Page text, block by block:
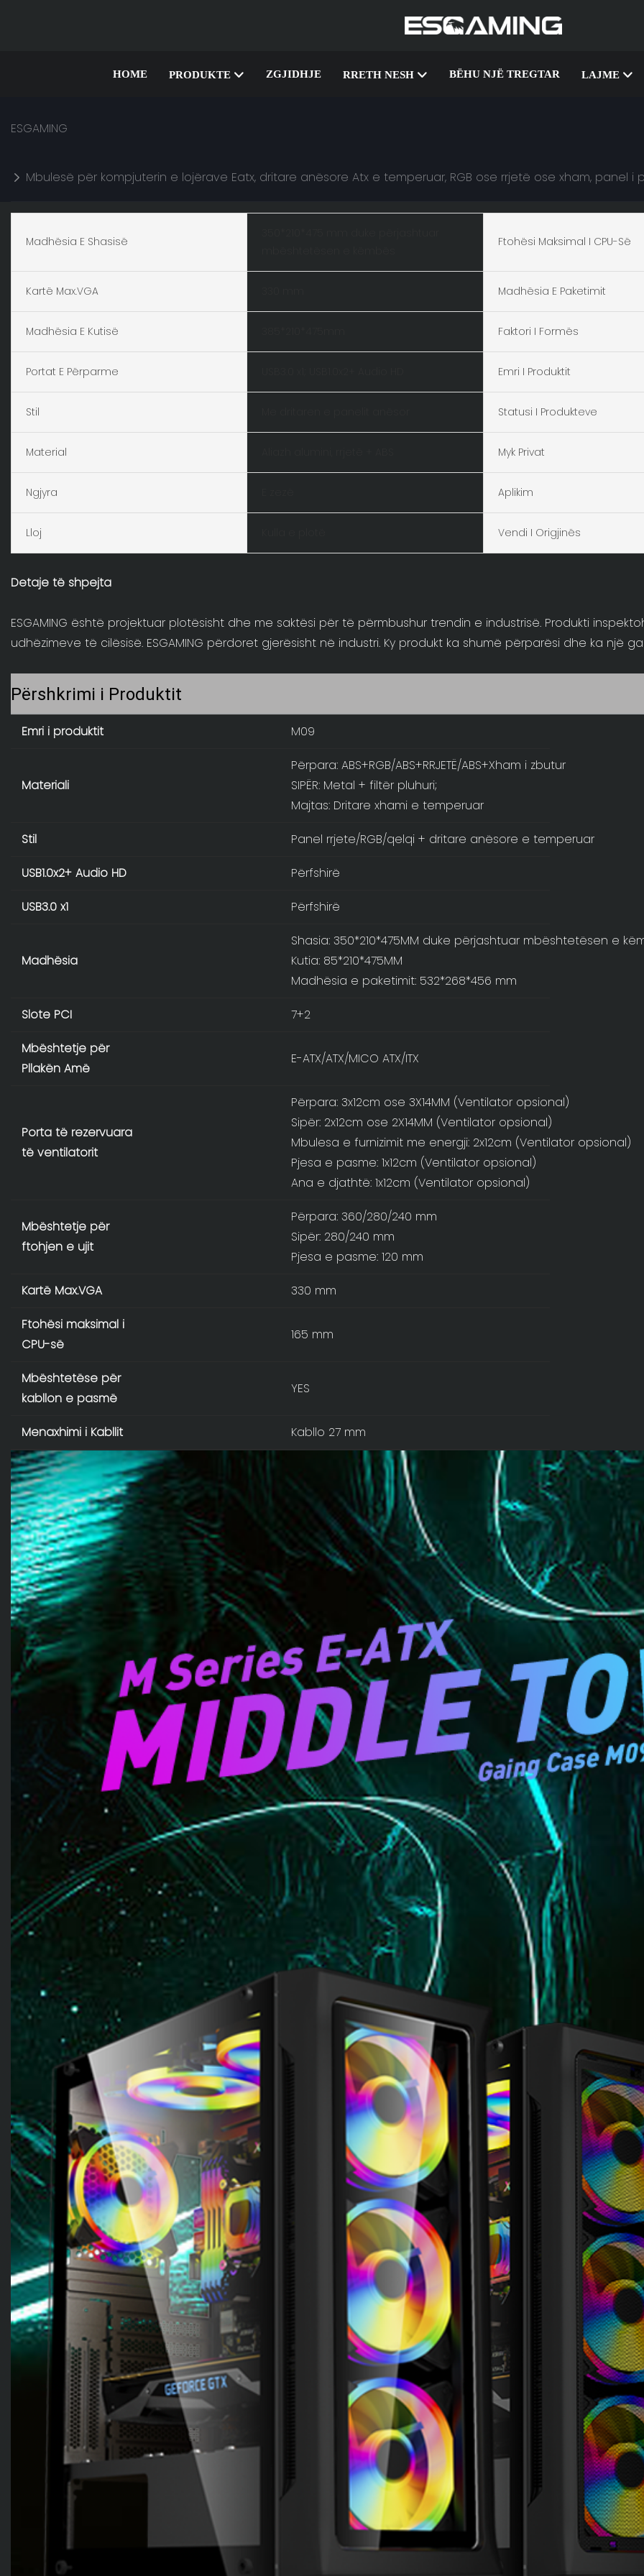
HOME PRODUKTE ZGJIDHJE RRETH NESH BËHU NJË TREGTAR LAJME
ESGAMING
Mbulesë për kompjuterin e lojërave Eatx, dritare anësore Atx e temperuar, RGB ose rrjetë ose xham, panel
Madhësia E Shasisë Ftohësi Maksimal I CPU-Së
Kartë Max.VGA Madhësia E Paketimit
Madhësia E Kutisë Faktori I Formës
Portat E Përparme Emri I Produktit
Stil Statusi I Produkteve
Material Myk Privat
Ngjyra Aplikim
Lloj Vendi I Origjinës
Detaje të shpejta
ESGAMING është projektuar plotësisht dhe me saktësi për të përmbushur trendin e industrisë. Produkti
udhëzimeve të cilësisë. ESGAMING përdoret gjerësisht në industri. Ky produkt ka shumë përparësi dhe ka një
Përshkrimi i Produktit
Emri i produktit M09
Materiali
Përpara: ABS+RGB/ABS+RRJETË/ABS+Xham i zbutur
SIPËR: Metal + filtër pluhuri;
Majtas: Dritare xhami e temperuar
Stil Panel rrjete/RGB/qelqi + dritare anësore e temperuar
USB1.0x2+ Audio HD Përfshirë
USB3.0 x1 Përfshirë
Madhësia
Shasia: 350*210*475MM duke përjashtuar mbështetësen e
Kutia: 85*210*475MM
Madhësia e paketimit: 532*268*456 mm
Slote PCI 7+2
Mbështetje për
Pllakën Amë
E-ATX/ATX/MICO ATX/ITX
Porta të rezervuara
të ventilatorit
Përpara: 3x12cm ose 3X14MM (Ventilator opsional)
Sipër: 2x12cm ose 2X14MM (Ventilator opsional)
Mbulesa e furnizimit me energji: 2x12cm (Ventilator opsional)
Pjesa e pasme: 1x12cm (Ventilator opsional)
Ana e djathtë: 1x12cm (Ventilator opsional)
Mbështetje për
ftohjen e ujit
Përpara: 360/280/240 mm
Sipër: 280/240 mm
Pjesa e pasme: 120 mm
Kartë Max.VGA 330 mm
Ftohësi maksimal i
CPU-së
165 mm
Mbështetëse për
kabllon e pasmë
YES
Menaxhimi i Kabllit Kabllo 27 mm